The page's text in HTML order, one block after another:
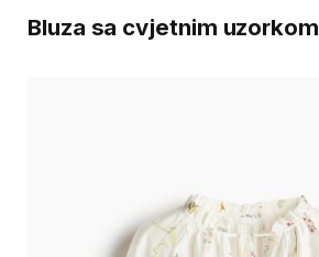
Bluza sa cvjetnim uzorkom